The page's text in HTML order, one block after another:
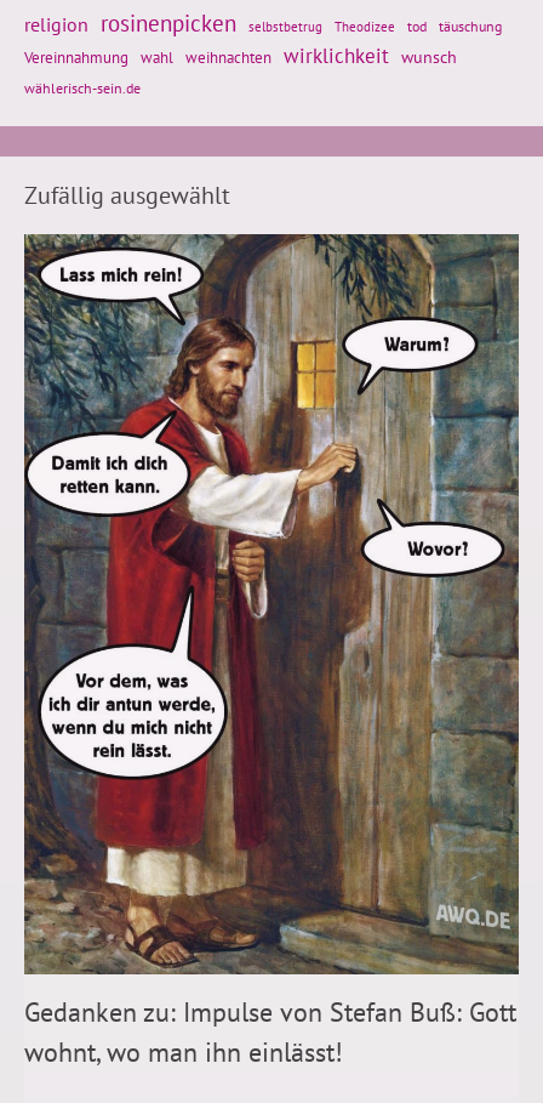
religion rosinenpicken selbstbetrug Theodizee tod täuschung
Vereinnahmung wahl weihnachten wirklichkeit wunsch
wählerisch-sein.de
Zufällig ausgewählt
Gedanken zu: Impulse von Stefan Buß: Gott
wohnt, wo man ihn einlässt!